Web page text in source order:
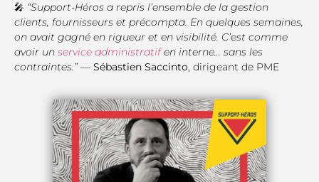
🎤 “Support-Héros a repris l’ensemble de la gestion
clients, fournisseurs et précompta. En quelques semaines,
on avait gagné en rigueur et en visibilité. C’est comme
avoir un service administratifen interne… sans les
contraintes.”— Sébastien Saccinto, dirigeant de PME